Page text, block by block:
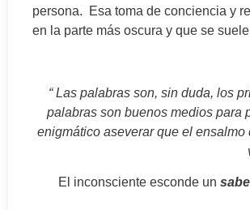
persona. Esa toma de conciencia y
en la parte más oscura y que se
“ Las palabras son, sin duda, los
palabras son buenos medios para
enigmático aseverar que el ensalmo
El inconsciente esconde un